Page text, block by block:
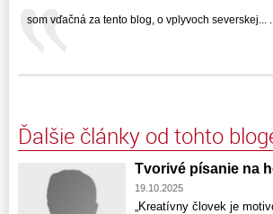
som vďačná za tento blog, o vplyvoch severskej... ...
Ďalšie články od tohto
Tvorivé písanie na
19.10.2025
„Kreatívny človek je